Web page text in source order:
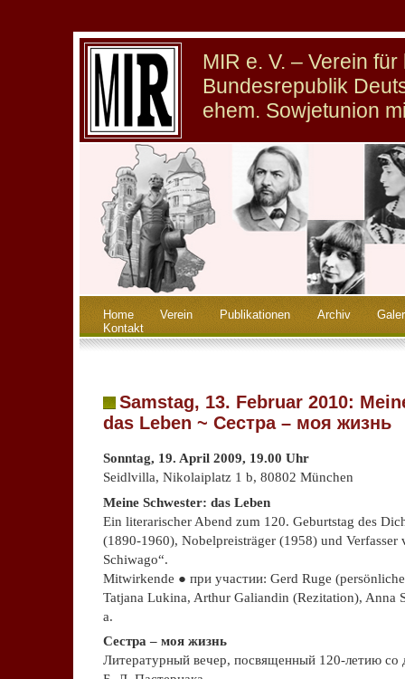
MIR e. V. – Verein
Bundesrepublik
ehem. Sowjetunion
Home Verein Publikationen Archiv
Kontakt
Samstag, 13. Februar 2010:
das Leben ~ Сестра – моя жизнь
Sonntag, 19. April 2009, 19.00 Uhr
Seidlvilla, Nikolaiplatz 1 b, 80802 München
Meine Schwester: das Leben
Ein literarischer Abend zum 120. Geburtstag des
(1890-1960), Nobelpreisträger (1958) und Verfasser
Schiwago“.
Mitwirkende ● при участии: Gerd Ruge
Tatjana Lukina, Arthur Galiandin (Rezitation), Anna
a.
Сестра – моя жизнь
Литературный вечер, посвященный 120-летию со